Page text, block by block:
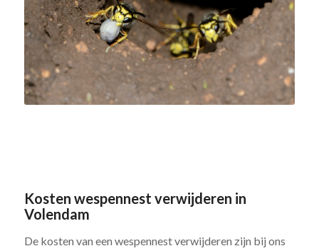
Kosten wespennest verwijderen in
Volendam
De kosten van een wespennest verwijderen zijn bij ons